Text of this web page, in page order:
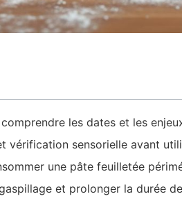
les dates et les
vérification sensorielle avant
une pâte feuilletée
et prolonger la durée